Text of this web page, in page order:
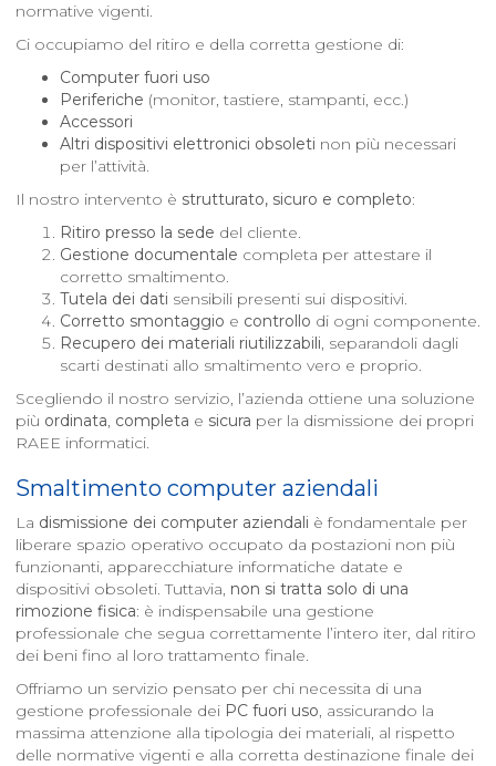
normative vigenti.
Ci occupiamo del ritiro e della corretta gestione di:
Computer fuori uso
Periferiche (monitor, tastiere, stampanti, ecc.)
Accessori
Altri dispositivi elettronici obsoleti non più necessari
per l’attività.
Il nostro intervento è strutturato, sicuro e completo:
Ritiro presso la sede del cliente.
Gestione documentale completa per attestare il
corretto smaltimento.
Tutela dei dati sensibili presenti sui dispositivi.
Corretto smontaggio e controllo di ogni componente.
Recupero dei materiali riutilizzabili, separandoli dagli
scarti destinati allo smaltimento vero e proprio.
Scegliendo il nostro servizio, l’azienda ottiene una soluzione
più ordinata, completa e sicura per la dismissione dei propri
RAEE informatici.
Smaltimento computer aziendali
La dismissione dei computer aziendali è fondamentale per
liberare spazio operativo occupato da postazioni non più
funzionanti, apparecchiature informatiche datate e
dispositivi obsoleti. Tuttavia, non si tratta solo di una
rimozione fisica: è indispensabile una gestione
professionale che segua correttamente l’intero iter, dal ritiro
dei beni fino al loro trattamento finale.
Offriamo un servizio pensato per chi necessita di una
gestione professionale dei PC fuori uso, assicurando la
massima attenzione alla tipologia dei materiali, al rispetto
delle normative vigenti e alla corretta destinazione finale dei